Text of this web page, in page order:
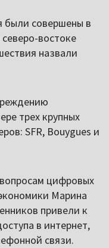
были совершены в
востоке
назвали
трех крупных
SFR, Bouygues и
цифровых
Марина
привели к
в интернет,
связи.